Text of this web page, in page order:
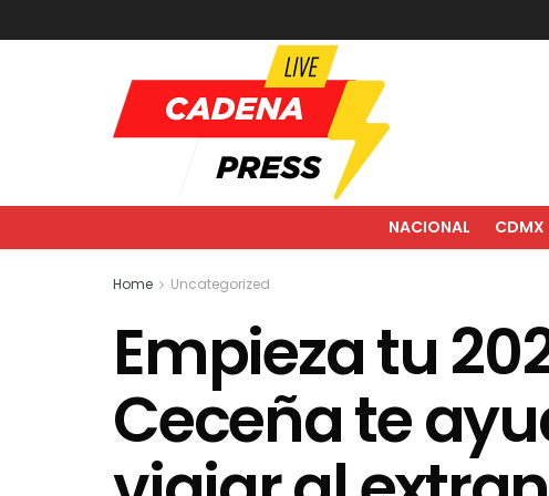
NACIONAL CDMX
Home Uncategorized
Empieza tu
Ceceña te